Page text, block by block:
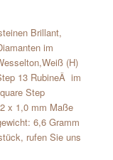
Brillant,
im
(H)
13 RubineÂ im
Step
x 1,0 mm Maße
6,6 Gramm
rufen Sie uns